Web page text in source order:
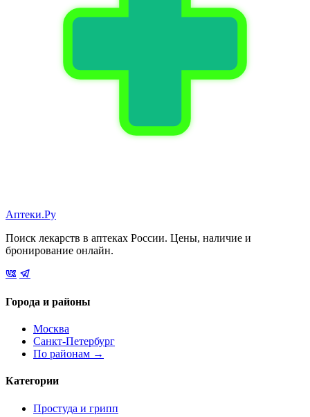
Аптеки.Ру
Поиск лекарств в аптеках России. Цены, наличие и
бронирование онлайн.
Города и районы
Москва
Санкт-Петербург
По районам →
Категории
Простуда и грипп